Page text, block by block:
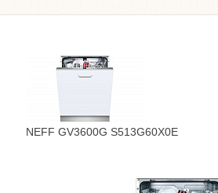
NEFF GV3600G S513G60X0E